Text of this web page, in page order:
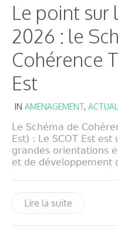
Le point sur
2026 : le
Cohérence
Est
IN AMENAGEMENT,
Le Schéma de
Est) : Le SCOT Est
grandes orientations
et de développement
Lire la suite